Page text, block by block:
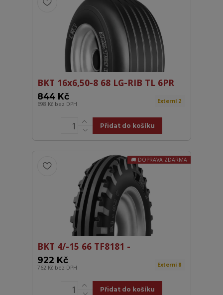
BKT 16x6,50-8 68 LG-RIB TL 6PR
844 Kč
698 Kč bez DPH Externí 2
Přidat do košíku
DOPRAVA ZDARMA
BKT 4/-15 66 TF8181 -
922 Kč
762 Kč bez DPH Externí 8
Přidat do košíku